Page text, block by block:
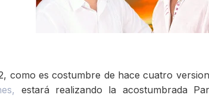
como es costumbre de hace cuatro
estará realizando la acostumbrada